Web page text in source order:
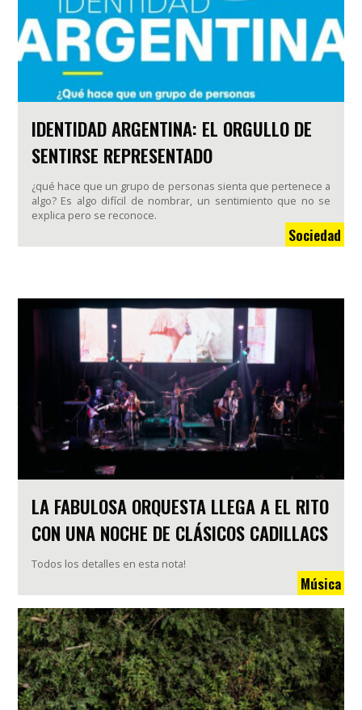
IDENTIDAD ARGENTINA: EL ORGULLO DE
SENTIRSE REPRESENTADO
¿qué hace que un grupo de personas sienta que pertenece a
algo? Es algo difícil de nombrar, un sentimiento que no se
explica pero se reconoce.
Sociedad
LA FABULOSA ORQUESTA LLEGA A EL RITO
CON UNA NOCHE DE CLÁSICOS CADILLACS
Todos los detalles en esta nota!
Música